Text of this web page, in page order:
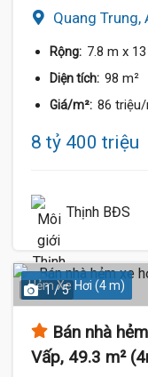
Quang Trung,
Rộng: 7.8 m x
Diện tích: 98 m²
Giá/m²: 86 triệu/
8 tỷ 400 triệu
Thịnh BĐS
Hẻm Xe Hơi (4 m)
1 / 5
Bán nhà
Vấp, 49.3 m²